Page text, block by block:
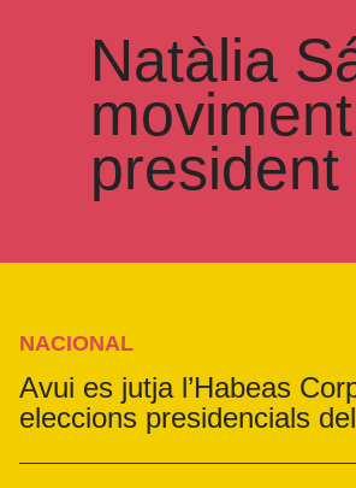
Natàlia
president
NACIONAL
Avui es jutja l’Habeas
eleccions presidencials